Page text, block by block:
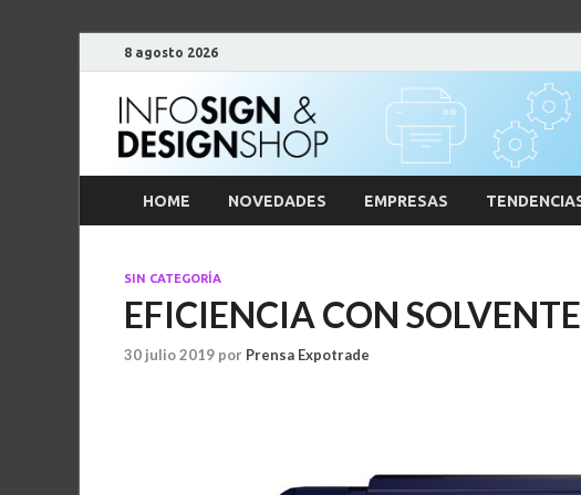
8 agosto 2026
HOME NOVEDADES EMPRESAS
SIN CATEGORÍA
EFICIENCIA CON SOLVENTE
30 julio 2019 por Prensa Expotrade